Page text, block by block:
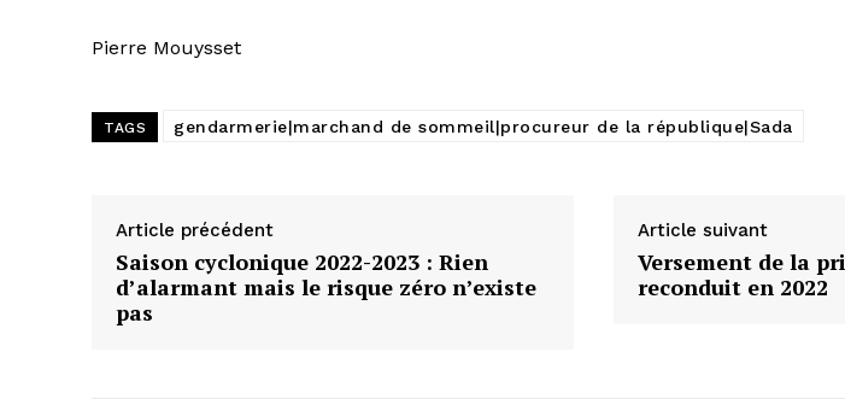
Pierre Mouysset
TAGS gendarmerie|marchand de sommeil|procureur de la république|Sada
Article précédent
Saison cyclonique 2022-2023 : Rien
d’alarmant mais le risque zéro n’existe
pas
Article suivant
Versement de la
reconduit en 2022